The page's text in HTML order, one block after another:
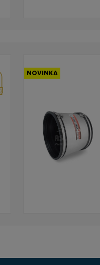
NOVINKA